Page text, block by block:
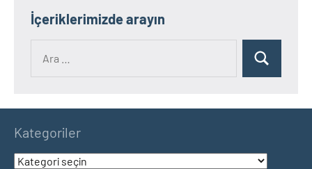
İçeriklerimizde arayın
Ara
Kategoriler
Kategoriler